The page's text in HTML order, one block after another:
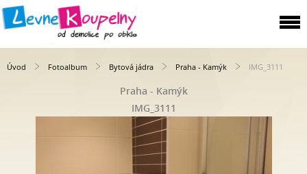
Úvod Fotoalbum Bytová jádra Praha - Kamýk IMG_3111
Praha - Kamýk
IMG_3111